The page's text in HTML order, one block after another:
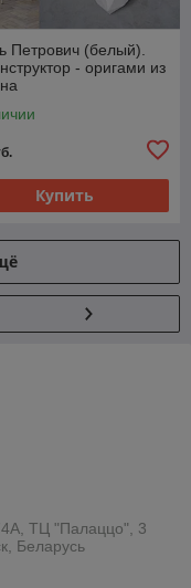
Петрович (белый).
- оригами из
Купить
ТЦ "Палаццо", 3
Беларусь